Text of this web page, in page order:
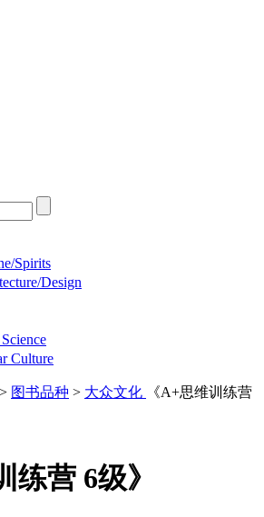
Spirits
Design
Culture
> 图书品种 > 大众文化
《A+思维训练营
练营 6级》